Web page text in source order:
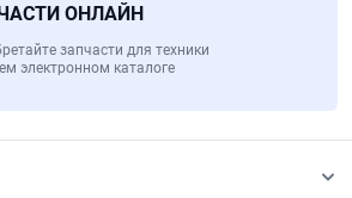
ОНЛАЙН
запчасти для техники
электронном каталоге